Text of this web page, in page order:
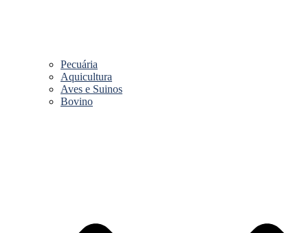
Pecuária
Aquicultura
Aves e Suinos
Bovino